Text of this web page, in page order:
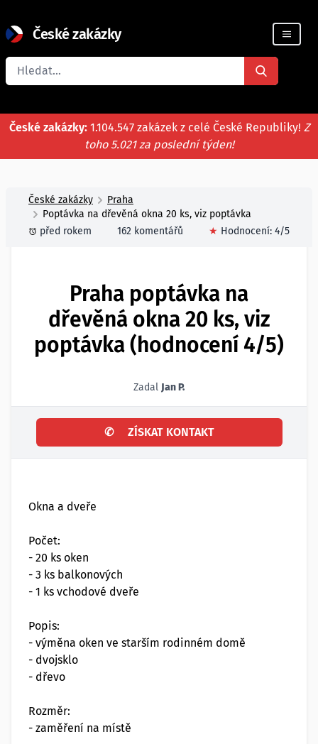
České zakázky
Registrace firmy
České zakázky: 1.104.547 zakázek z celé České Republiky! Z
toho 5.021 za poslední týden!
České zakázky
Praha
Poptávka na dřevěná okna 20 ks, viz poptávka
před rokem
162 komentářů ★ Hodnocení: 4/5
Praha poptávka na
dřevěná okna 20 ks, viz
poptávka (hodnocení 4/5)
Zadal Jan P.
✆ ZÍSKAT KONTAKT
Okna a dveře
Počet:
- 20 ks oken
- 3 ks balkonových
- 1 ks vchodové dveře
Popis:
- výměna oken ve starším rodinném domě
- dvojsklo
- dřevo
Rozměr:
- zaměření na místě